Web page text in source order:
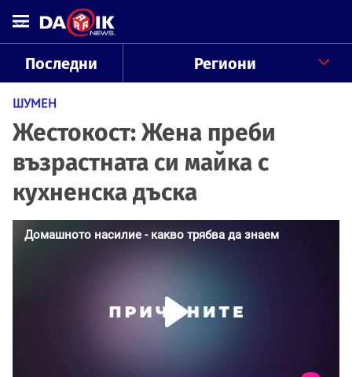
Последни Региони
ШУМЕН
Жестокост: Жена преби
възрастната си майка с
кухненска дъска